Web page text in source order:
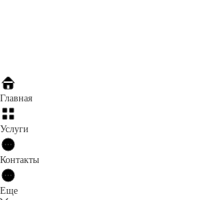
Главная
Услуги
Контакты
Еще